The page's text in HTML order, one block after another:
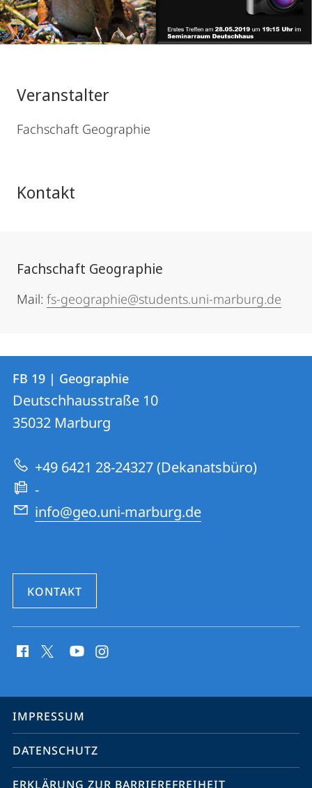
Veranstalter
Fachschaft Geographie
Kontakt
Fachschaft Geographie
Mail: fs-geographie@students.uni-marburg.de
Kontakt
und
Informationen
zur
Website
FB
19
|
Geographie
FB 19 | Geographie
Deutschhausstraße 10
35032 Marburg
+49 6421 28-24327 (Dekanatsbüro)
-
info@geo.uni-marburg.de
KONTAKT
Media
Service-
Navigation
IMPRESSUM
DATENSCHUTZ
ERKLÄRUNG ZUR BARRIEREFREIHEIT